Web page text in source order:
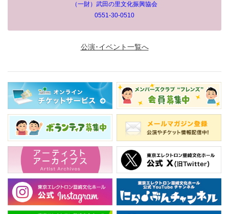
（一財）武田の里文化振興協会
0551-30-0510
公演･イベント一覧へ